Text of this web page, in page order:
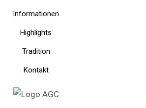
Informationen
Highlights
Tradition
Kontakt